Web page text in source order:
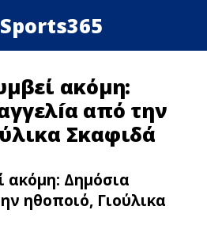
ακόμη:
από την
Σκαφιδά
ακόμη: Δημόσια
ηθοποιό, Γιούλικα